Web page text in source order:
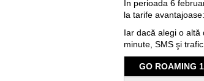
În perioada 6
la tarife avantajoase:
Iar dacă alegi o altă
minute, SMS şi
GO ROAMING